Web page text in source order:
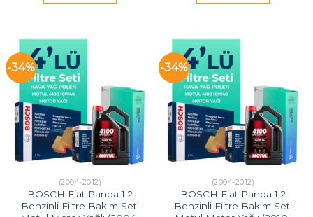
-34%
(2004-2012)
BOSCH Fiat Panda 1.2
Benzinli Filtre Bakım Seti
-34%
(2004-2012)
BOSCH Fiat Panda 1.2
Benzinli Filtre Bakım Seti